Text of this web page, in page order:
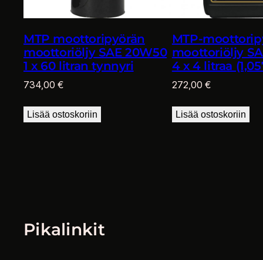
MTP moottoripyörän
moottoriöljy SAE 20W50
1 x 60 litran tynnyri
734,00 €
Lisää ostoskoriin
MTP-
moottoriöljy
4 x 4 litraa
272,00 €
Lisää ostoskoriin
Pikalinkit